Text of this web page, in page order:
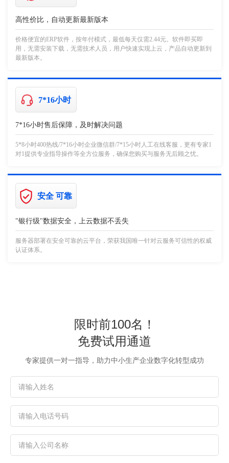
高性价比，自动更新最新版本
价格便宜的ERP软件，按年付模式，最低每天仅需2.44元。软件即买即
用，无需安装下载，无需技术人员，用户快速实现上云，产品自动更新到
最新版本。
7*16小时
7*16小时售后保障，及时解决问题
5*8小时400热线/7*16小时企业微信群/7*15小时人工在线客服，更有专家1
对1提供专业指导操作等全方位服务，确保您购买与服务无后顾之忧。
安全 可靠
"银行级"数据安全，上云数据不丢失
服务器部署在安全可靠的云平台，荣获我国唯一针对云服务可信性的权威
认证体系。
限时前100名！
免费试用通道
专家提供一对一指导，助力中小生产企业数字化转型成功